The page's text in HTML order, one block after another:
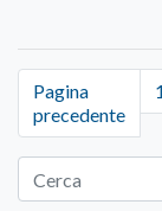
Pagina
precedente
1